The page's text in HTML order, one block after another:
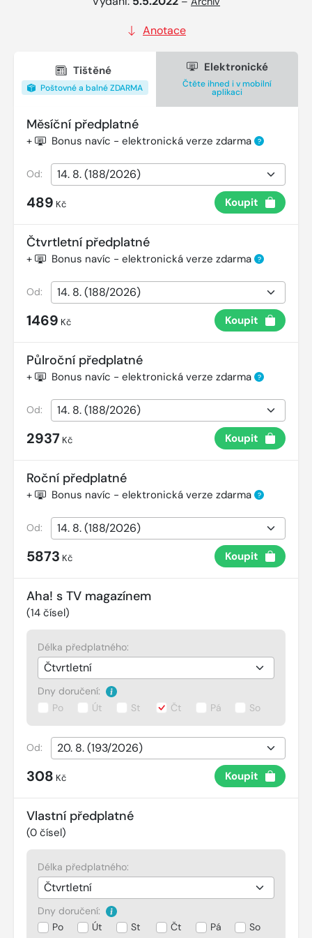
Anotace
Tištěné
Poštovné a balné ZDARMA
Elektronické
Čtěte ihned i v mobilní
aplikaci
Měsíční předplatné
+ Bonus navíc - elektronická verze zdarma ?
Od:
489 Kč Koupit
Čtvrtletní předplatné
+ Bonus navíc - elektronická verze zdarma ?
Od:
1469 Kč Koupit
Půlroční předplatné
+ Bonus navíc - elektronická verze zdarma ?
Od:
2937 Kč Koupit
Roční předplatné
+ Bonus navíc - elektronická verze zdarma ?
Od:
5873 Kč Koupit
Aha! s TV magazínem
(14 čísel)
Délka předplatného:
Dny doručení:
Po
Út St Čt Pá So
Od:
308 Kč Koupit
Vlastní předplatné
(0 čísel)
Délka předplatného:
Dny doručení:
Po
Út St Čt Pá So